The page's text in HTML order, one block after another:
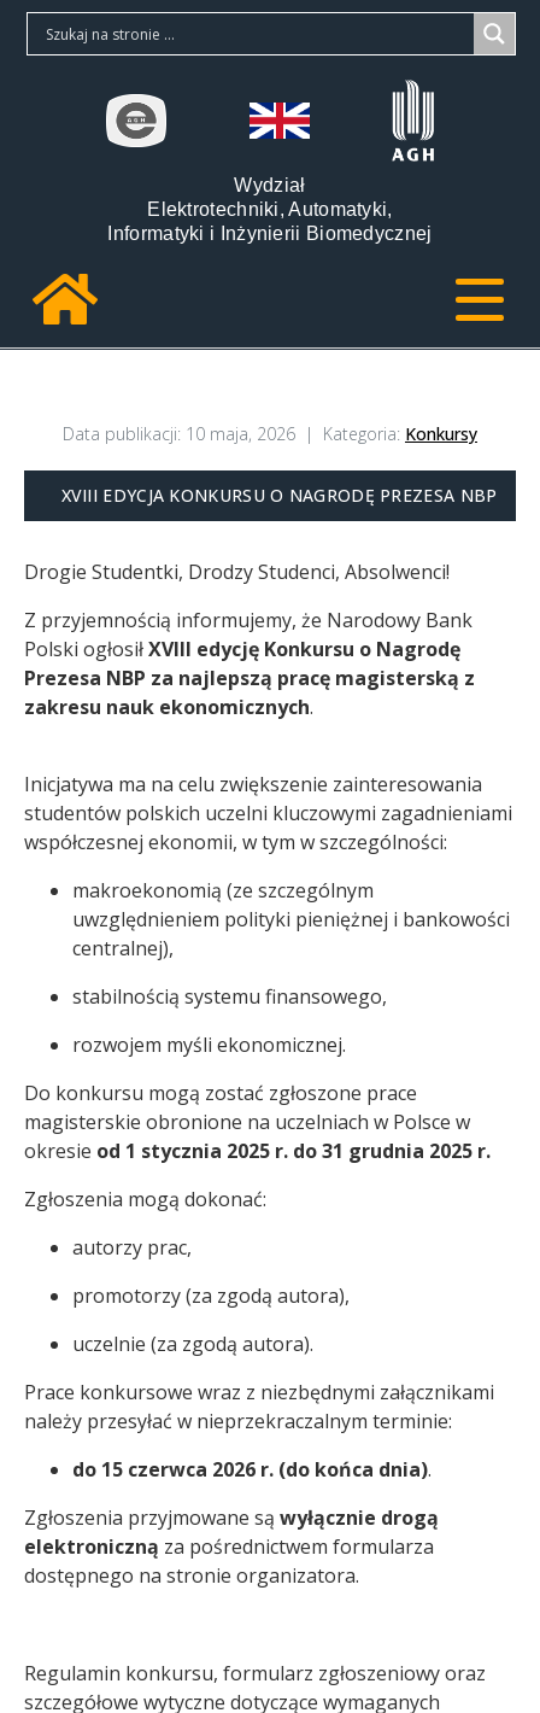
Wydział
Elektrotechniki, Automatyki,
Informatyki i Inżynierii Biomedycznej
Data publikacji: 10 maja, 2026 Kategoria: Konkursy
XVIII EDYCJA KONKURSU O NAGRODĘ PREZESA NBP
Drogie Studentki, Drodzy Studenci, Absolwenci!
Z przyjemnością informujemy, że Narodowy Bank
Polski ogłosiłXVIII edycję Konkursu o Nagrodę
Prezesa NBP za najlepszą pracę magisterską z
zakresu nauk ekonomicznych.
Inicjatywa ma na celu zwiększenie zainteresowania
studentów polskich uczelni kluczowymi zagadnieniami
współczesnej ekonomii, w tym w szczególności:
makroekonomią (ze szczególnym
uwzględnieniem polityki pieniężnej i bankowości
centralnej),
stabilnością systemu finansowego,
rozwojem myśli ekonomicznej.
Do konkursu mogą zostać zgłoszone prace
magisterskie obronione na uczelniach w Polsce w
okresie od 1 stycznia 2025 r. do 31 grudnia 2025 r.
Zgłoszenia mogą dokonać:
autorzy prac,
promotorzy (za zgodą autora),
uczelnie (za zgodą autora).
Prace konkursowe wraz z niezbędnymi załącznikami
należy przesyłać w nieprzekraczalnym terminie:
do 15 czerwca 2026 r. (do końca dnia).
Zgłoszenia przyjmowane są wyłącznie drogą
elektroniczną za pośrednictwem formularza
dostępnego na stronie organizatora.
Regulamin konkursu, formularz zgłoszeniowy oraz
szczegółowe wytyczne dotyczące wymaganych